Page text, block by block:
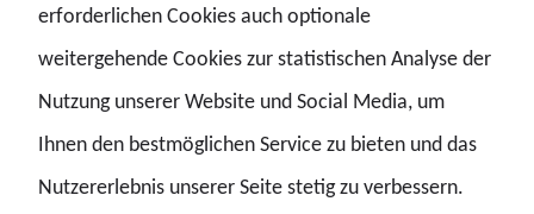
Fahrsicherheitstraining teil.
erforderlichen Cookies auch optionale
weitergehende Cookies zur statistischen Analyse der
Nutzung unserer Website und Social Media, um
Ihnen den bestmöglichen Service zu bieten und das
Nutzererlebnis unserer Seite stetig zu verbessern.